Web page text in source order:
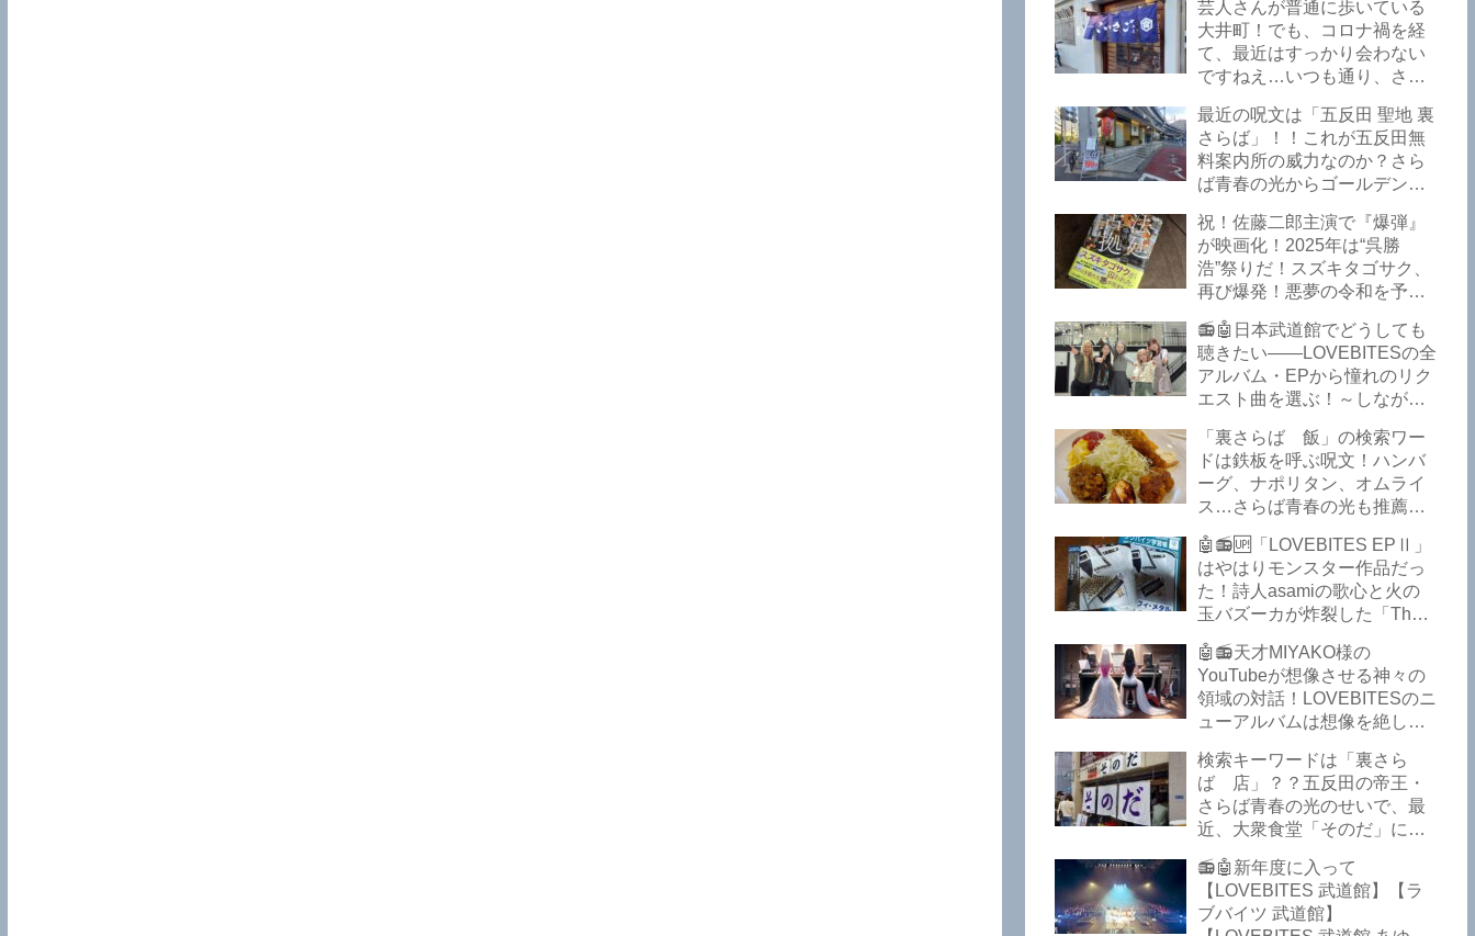
芸人さんが普通に歩いている
大井町！でも、コロナ禍を経
て、最近はすっかり会わない
ですねえ…いつも通り、さぼ
から飲んできました。私以外
にもLOVEBITESファンが数名
いるようですよ笑
最近の呪文は「五反田 聖地 裏
さらば」！！これが五反田無
料案内所の威力なのか？さら
ば青春の光からゴールデンウ
いた！激安の肉の刺し盛りが
美味い！酒もぶっちぎりで安
い！本格焼鳥 五反田「富士
屋」がオープンから３カ月で
ごった返しているぞ！【さら
ば青春の光 五反田 グルメ】
祝！佐藤二郎主演で『爆弾』
が映画化！2025年は“呉勝
浩”祭りだ！スズキタゴサク、
再び爆発！悪夢の令和を予言
２』が不気味な存在感で他を
圧倒した！異形の家族小説
『Q』も文句なしだぞ！～
2025年版「このミステリーが
すごい！」
📻🤖日本武道館でどうしても
聴きたい――LOVEBITESの全
アルバム・EPから憧れのリク
エスト曲を選ぶ！～しながわ
武道館】【ラブバイツ 武道
館】【LOVEBITES 武道館 セ
トリ】【LOVEBITES リクエ
スト曲】【LOVEBITES
Inspire】【LOVEBITES Under
The Red Sky】【LOVEBITES
Epilogue】【LOVEBITES
Today Is The Day】
【LOVEBITES Dystopia
Symphony】【LOVEBITES
My Orion】【LOVEBITES
Lost In The Garden】
【LOVEBITES The Bell In
Of Control】【LOVEBITES
The Eve Of Change】
「裏さらば 飯」の検索ワー
ドは鉄板を呼ぶ呪文！ハンバ
ーグ、ナポリタン、オムライ
ス…さらば青春の光も推薦！
定のお子様ランチを食ってき
たよ！【さらば青春の光 五反
田 グルメ】
🤖📻🆙「LOVEBITES EPⅡ」
はやはりモンスター作品だっ
た！詩人asamiの歌心と火の
玉バズーカが炸裂した「The
のだぞ！～しながわロックラ
ジオ【追記あり】
🤖📻天才MIYAKO様の
YouTubeが想像させる神々の
領域の対話！LOVEBITESのニ
ューアルバムは想像を絶して
玉てやんでい、D-A-Dの新
曲、ブルース・ディッキンソ
ン情報などです～しながわロ
ックラジオ【追記複数あり】
検索キーワードは「裏さら
ば 店」？？五反田の帝王・
さらば青春の光のせいで、最
近、大衆食堂「そのだ」に入
よ…【さらば青春の光 五反田
グルメ】
📻🤖新年度に入って
【LOVEBITES 武道館】【ラ
ブバイツ 武道館】